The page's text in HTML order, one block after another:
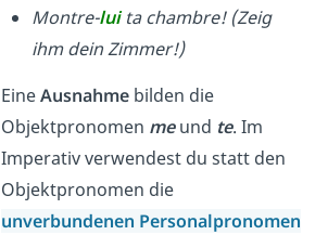
Montre-lui ta chambre! (Zeig
ihm dein Zimmer!)
EineAusnahmebilden die
Objektpronomen me und te. Im
Imperativ verwendest du statt den
Objektpronomen die
unverbundenen Personalpronomen